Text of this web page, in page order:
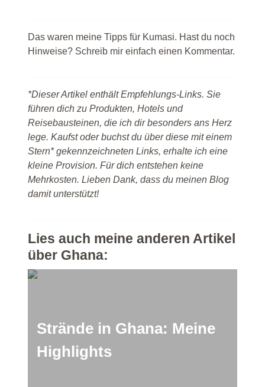
Das waren meine Tipps für Kumasi. Hast du noch
Hinweise? Schreib mir einfach einen Kommentar.
*Dieser Artikel enthält Empfehlungs-Links. Sie
führen dich zu Produkten, Hotels und
Reisebausteinen, die ich dir besonders ans Herz
lege. Kaufst oder buchst du über diese mit einem
Stern* gekennzeichneten Links, erhalte ich eine
kleine Provision. Für dich entstehen keine
Mehrkosten. Lieben Dank, dass du meinen Blog
damit unterstützt!
Lies auch meine anderen Artikel
über Ghana:
Strände in Ghana: Meine
Highlights